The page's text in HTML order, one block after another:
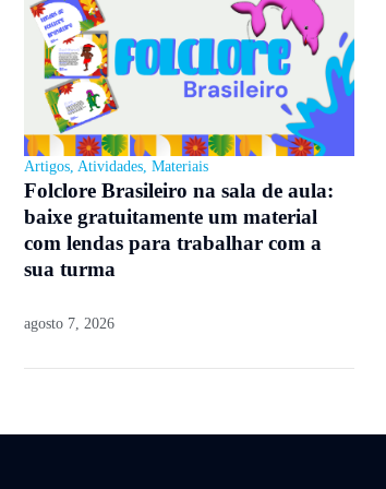
Artigos Atividades Materiais
Folclore Brasileiro na sala de aula:
baixe gratuitamente um material
com lendas para trabalhar com a
sua turma
agosto 7, 2026